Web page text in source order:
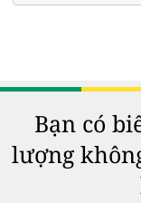
Bạn có
lượng